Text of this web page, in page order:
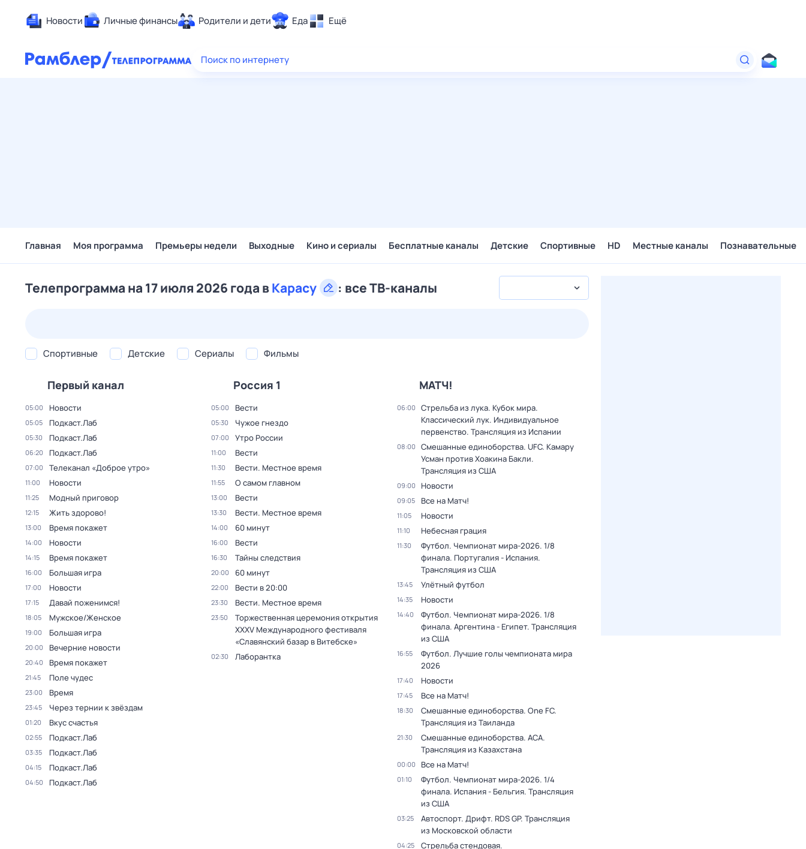
Новости Личные финансы Родители и дети Еда Ещё
Здоровье
Поиск по интернету
Главная Моя программа Премьеры недели Выходные Кино и сериалы Бесплатные каналы Детские Спортивные HD Местные каналы Познавательные
Телепрограмма на 17 июля 2026 года вКарасу : все ТВ-каналы
Спортивные Детские Сериалы Фильмы
Первый канал
05:00 Новости
05:05 Подкаст.Лаб
05:30 Подкаст.Лаб
06:20 Подкаст.Лаб
07:00 Телеканал «Доброе утро»
11:00 Новости
11:25 Модный приговор
12:15 Жить здорово!
13:00 Время покажет
14:00 Новости
14:15 Время покажет
16:00 Большая игра
17:00 Новости
17:15 Давай поженимся!
18:05 Мужское/Женское
19:00 Большая игра
20:00 Вечерние новости
20:40 Время покажет
21:45 Поле чудес
23:00 Время
23:45 Через тернии к звёздам
01:20 Вкус счастья
02:55 Подкаст.Лаб
03:35 Подкаст.Лаб
04:15 Подкаст.Лаб
04:50 Подкаст.Лаб
Россия 1
05:00 Вести
05:30 Чужое гнездо
07:00 Утро России
11:00 Вести
11:30 Вести. Местное время
11:55 О самом главном
13:00 Вести
13:30 Вести. Местное время
14:00 60 минут
16:00 Вести
16:30 Тайны следствия
20:00 60 минут
22:00 Вести в 20:00
23:30 Вести. Местное время
23:50
Торжественная церемония открытия
XXXV Международного фестиваля
«Славянский базар в Витебске»
02:30 Лаборантка
МАТЧ!
06:00
Стрельба из лука. Кубок мира.
Классический лук. Индивидуальное
первенство. Трансляция из Испании
08:00
Смешанные единоборства. UFC. Камару
Усман против Хоакина Бакли.
Трансляция из США
09:00 Новости
09:05 Все на Матч!
11:05 Новости
11:10 Небесная грация
11:30
Футбол. Чемпионат мира-2026. 1/8
финала. Португалия - Испания.
Трансляция из США
13:45 Улётный футбол
14:35 Новости
14:40
Футбол. Чемпионат мира-2026. 1/8
финала. Аргентина - Египет. Трансляция
из США
16:55
Футбол. Лучшие голы чемпионата мира
2026
17:40 Новости
17:45 Все на Матч!
18:30
Смешанные единоборства. One FC.
Трансляция из Таиланда
21:30
Смешанные единоборства. АСА.
Трансляция из Казахстана
00:00 Все на Матч!
01:10
Футбол. Чемпионат мира-2026. 1/4
финала. Испания - Бельгия. Трансляция
из США
03:25
Автоспорт. Дрифт. RDS GP. Трансляция
из Московской области
04:25
Стрельба стендовая.